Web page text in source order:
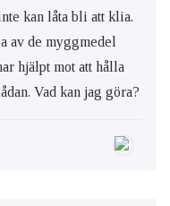
kan låta bli att klia.
av de myggmedel
hjälpt mot att hålla
Vad kan jag göra?